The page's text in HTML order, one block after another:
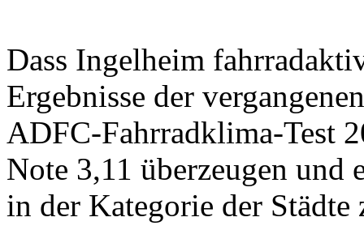
Dass Ingelheim
Ergebnisse der
ADFC-Fahrradklima-Test
Note 3,11 überzeugen und
in der Kategorie der